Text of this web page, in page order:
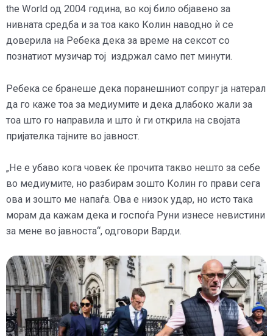
the World од 2004 година, во кој било објавено за
нивната средба и за тоа како Колин наводно ѝ се
доверила на Ребека дека за време на сексот со
познатиот музичар тој издржал само пет минути.
Ребека се бранеше дека поранешниот сопруг ја натерал
да го каже тоа за медиумите и дека длабоко жали за
тоа што го направила и што ѝ ги открила на својата
пријателка тајните во јавност.
„Не е убаво кога човек ќе прочита такво нешто за себе
во медиумите, но разбирам зошто Колин го прави сега
ова и зошто ме напаѓа. Ова е низок удар, но исто така
морам да кажам дека и госпоѓа Руни изнесе невистини
за мене во јавноста“, одговори Варди.